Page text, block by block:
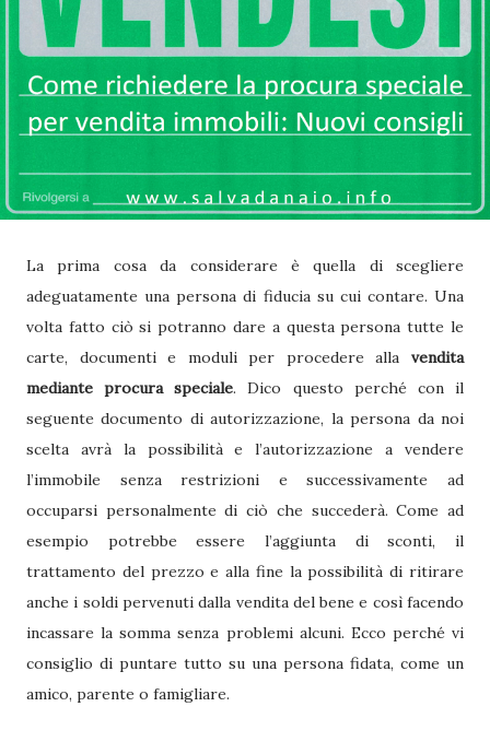
La prima cosa da considerare è quella di scegliere
adeguatamente una persona di fiducia su cui contare. Una
volta fatto ciò si potranno dare a questa persona tutte le
carte, documenti e moduli per procedere alla vendita
mediante procura speciale. Dico questo perché con il
seguente documento di autorizzazione, la persona da noi
scelta avrà la possibilità e l’autorizzazione a vendere
l’immobile senza restrizioni e successivamente ad
occuparsi personalmente di ciò che succederà. Come ad
esempio potrebbe essere l’aggiunta di sconti, il
trattamento del prezzo e alla fine la possibilità di ritirare
anche i soldi pervenuti dalla vendita del bene e così facendo
incassare la somma senza problemi alcuni. Ecco perché vi
consiglio di puntare tutto su una persona fidata, come un
amico, parente o famigliare.